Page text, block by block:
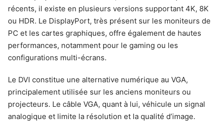
récents, il existe en plusieurs versions supportant 4K, 8K
ou HDR. Le DisplayPort, très présent sur les moniteurs de
PC et les cartes graphiques, offre également de hautes
performances, notamment pour le gaming ou les
configurations multi-écrans.
Le DVI constitue une alternative numérique au VGA,
principalement utilisée sur les anciens moniteurs ou
projecteurs. Le câble VGA, quant à lui, véhicule un signal
analogique et limite la résolution et la qualité d’image.